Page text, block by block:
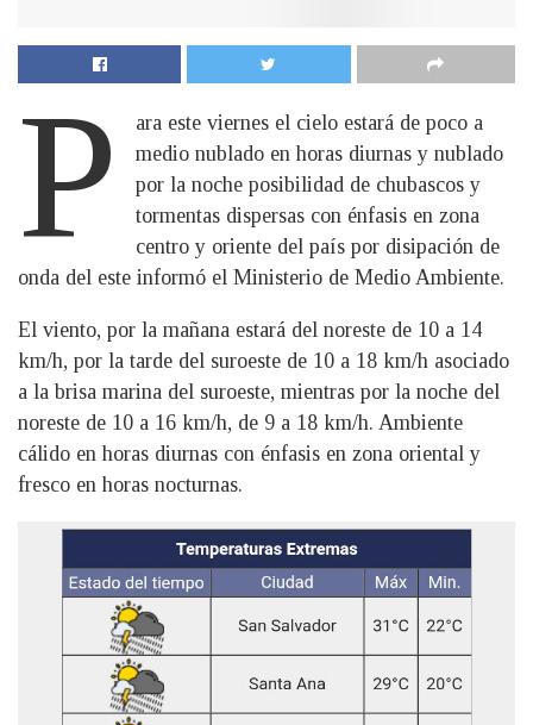
P
ara este viernes el cielo estará de poco a
medio nublado en horas diurnas y nublado
por la noche posibilidad de chubascos y
tormentas dispersas con énfasis en zona
centro y oriente del país por disipación de
onda del este informó el Ministerio de Medio Ambiente.
El viento, por la mañana estará del noreste de 10 a 14
km/h, por la tarde del suroeste de 10 a 18 km/h asociado
a la brisa marina del suroeste, mientras por la noche del
noreste de 10 a 16 km/h, de 9 a 18 km/h. Ambiente
cálido en horas diurnas con énfasis en zona oriental y
fresco en horas nocturnas.